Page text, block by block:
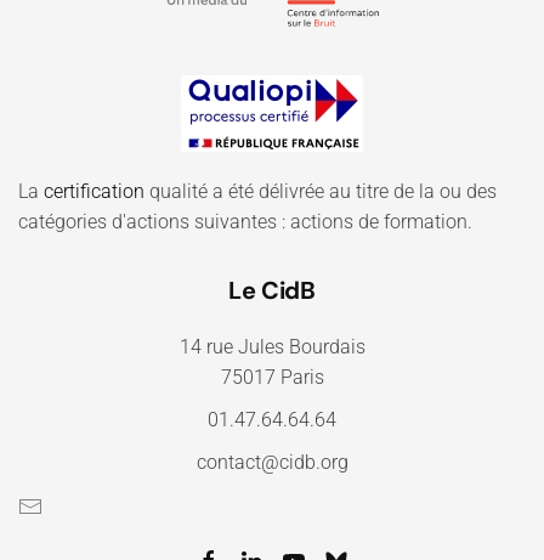
La certification qualité a été délivrée au titre de la ou des
catégories d'actions suivantes : actions de formation.
Le CidB
14 rue Jules Bourdais
75017 Paris
01.47.64.64.64
contact@cidb.org